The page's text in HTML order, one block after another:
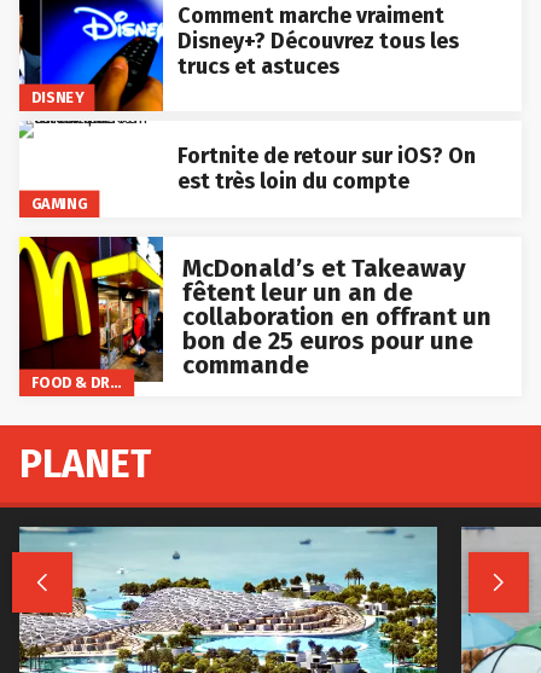
DISNEY
Comment marche vraiment
Disney+? Découvrez tous les
trucs et astuces
GAMING
Fortnite de retour sur iOS? On
est très loin du compte
FOOD & DRINKS
McDonald’s et Takeaway
fêtent leur un an de
collaboration en offrant un
bon de 25 euros pour une
commande
PLANET
 